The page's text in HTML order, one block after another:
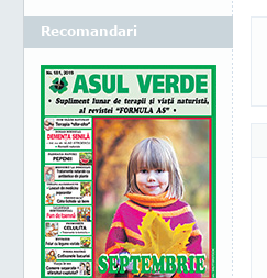
Recomandari